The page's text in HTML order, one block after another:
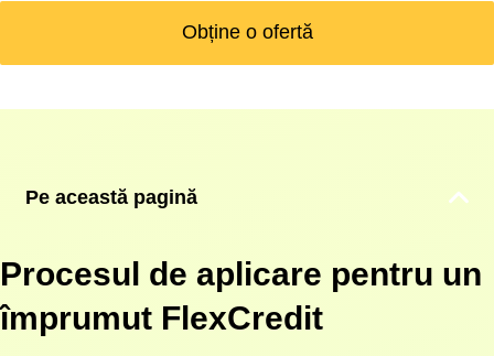
Obține o ofertă
Pe această pagină
Procesul de aplicare pentru un
împrumut FlexCredit